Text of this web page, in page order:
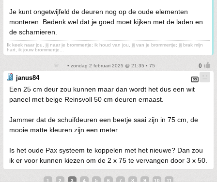
Je kunt ongetwijfeld de deuren nog op de oude elementen
monteren. Bedenk wel dat je goed moet kijken met de laden en
de scharnieren.
Ik keek naar jou, jij naar je brommertje; ik houd van jou, jij van je brommertje; jij brak mijn
hart, ik jouw brommertje...
• zondag 2 februari 2025 @ 21:35 • 75
janus84
Een 25 cm deur zou kunnen maar dan wordt het dus een wit
paneel met beige Reinsvoll 50 cm deuren ernaast.
Jammer dat de schuifdeuren een beetje saai zijn in 75 cm, de
mooie matte kleuren zijn een meter.
Is het oude Pax systeem te koppelen met het nieuwe? Dan zou
ik er voor kunnen kiezen om de 2 x 75 te vervangen door 3 x 50.
1 2 3 4 5 6 7 8 9 10 11